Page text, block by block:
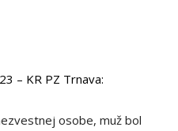
– KR PZ Trnava:
osobe, muž bol